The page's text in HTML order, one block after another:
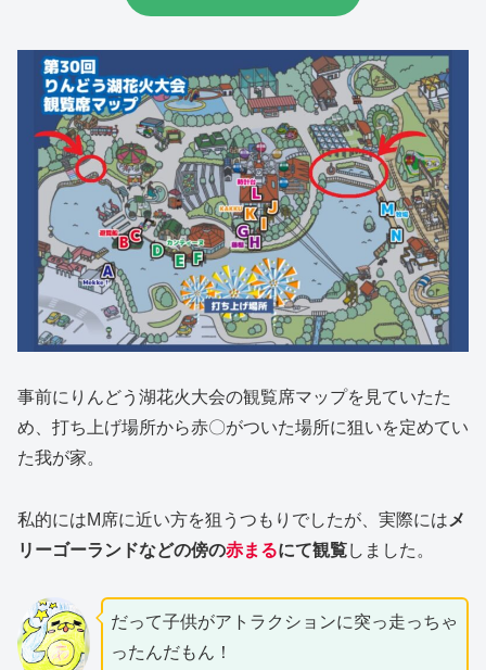
事前にりんどう湖花火大会の観覧席マップを見ていたた
め、打ち上げ場所から赤〇がついた場所に狙いを定めてい
た我が家。
私的にはM席に近い方を狙うつもりでしたが、実際には メ
リーゴーランドなどの傍の赤まるにて観覧しました。
だって子供がアトラクションに突っ走っちゃ
ったんだもん！